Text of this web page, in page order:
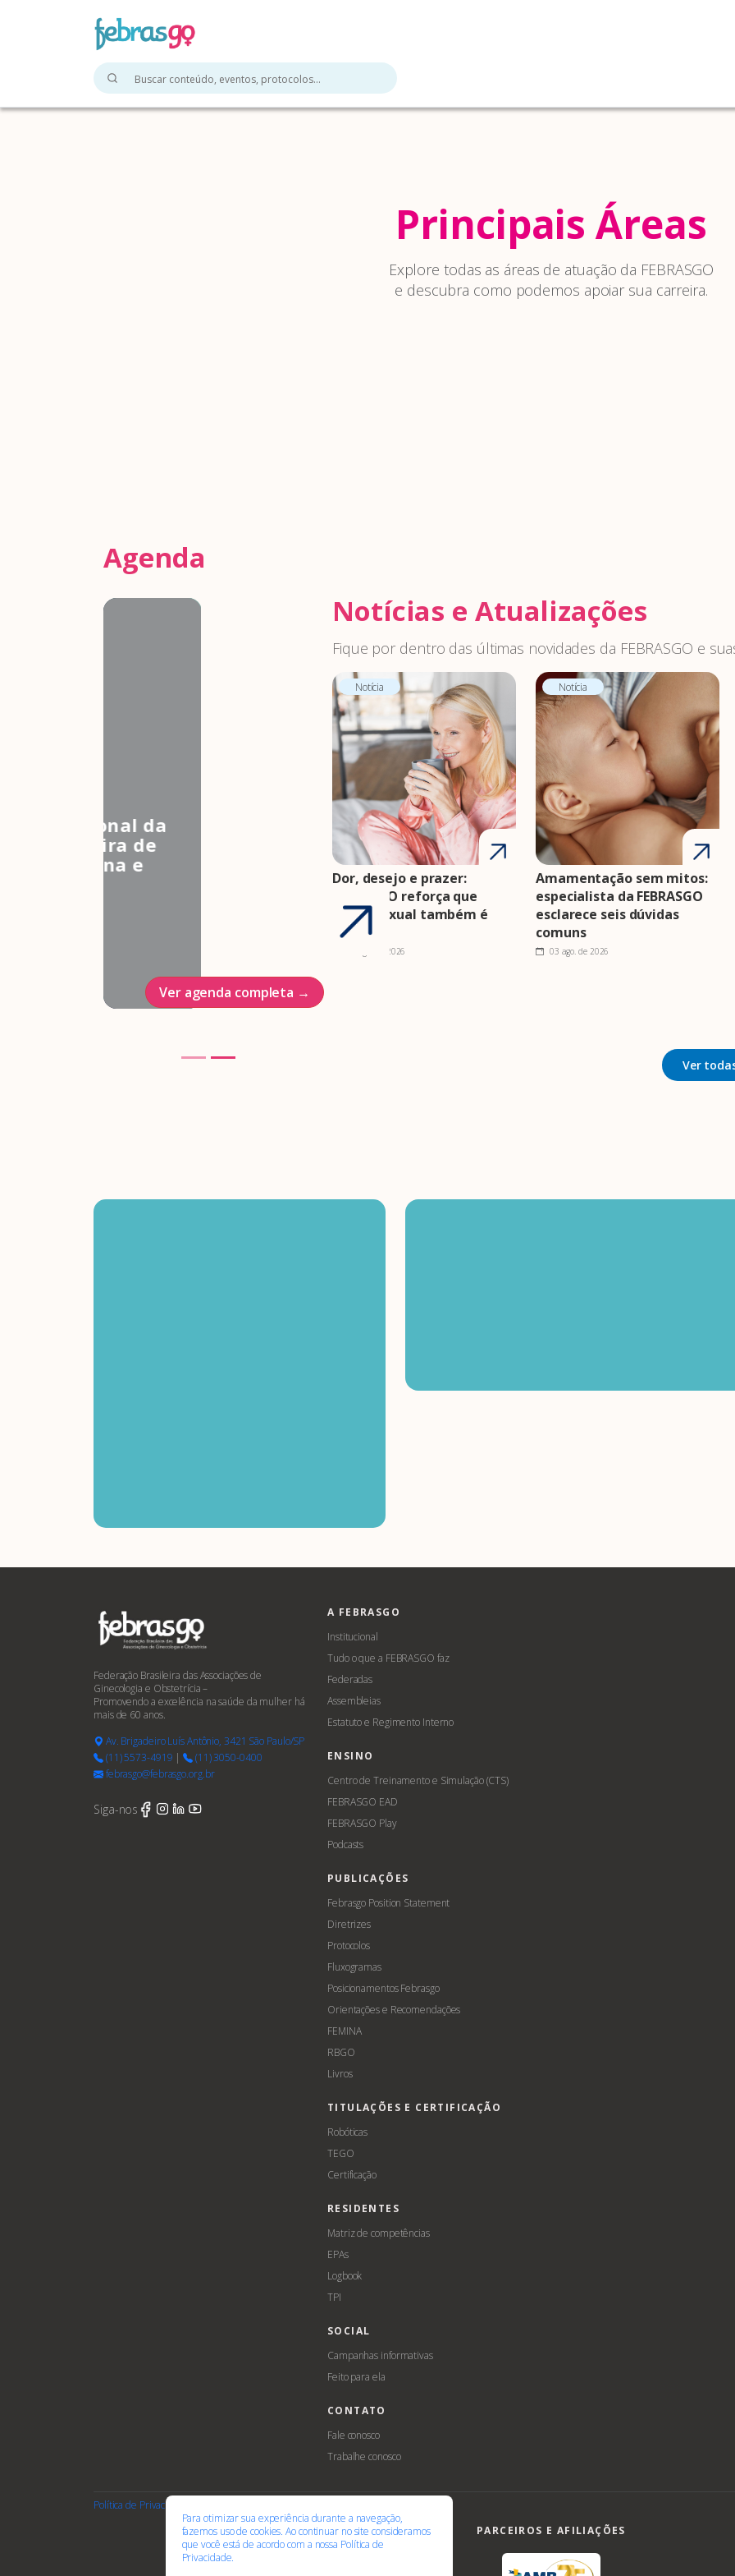
Principais Áreas
Explore todas as áreas de atuação da FEBRASGO
e descubra como podemos apoiar sua carreira.
Agenda
3º Congresso Nacional da
Associação Brasileira de
Estudos em Medicina e
Ver agenda completa →
Notícias e Atualizações
Fique por dentro das últimas novidades da FEBRASGO e
Notícia
Dor, desejo e prazer:
FEBRASGO reforça que
saúde sexual também é
saúde
05 ago. de 2026
Notícia
Amamentação sem mitos:
especialista da FEBRASGO
esclarece seis dúvidas
comuns
03 ago. de 2026
Ver
Federação Brasileira das Associações de
Ginecologia e Obstetrícia –
Promovendo a excelência na saúde da mulher há
mais de 60 anos.
Av. Brigadeiro Luís Antônio, 3421 São Paulo/SP
(11) 5573-4919 |
(11) 3050-0400
febrasgo@febrasgo.org.br
Siga-nos
A FEBRASGO
Institucional
Tudo o que a FEBRASGO faz
Federadas
Assembleias
Estatuto e Regimento Interno
ENSINO
Centro de Treinamento e Simulação (CTS)
FEBRASGO EAD
FEBRASGO Play
Podcasts
PUBLICAÇÕES
Febrasgo Position Statement
Diretrizes
Protocolos
Fluxogramas
Posicionamentos Febrasgo
Orientações e Recomendações
FEMINA
RBGO
Livros
TITULAÇÕES E CERTIFICAÇÃO
Robóticas
TEGO
Certificação
RESIDENTES
Matriz de competências
EPAs
Logbook
TPI
SOCIAL
Campanhas informativas
Feito para ela
CONTATO
Fale conosco
Trabalhe conosco
Política de Privacidade
PARCEIROS E AFILIAÇÕES
Para otimizar sua experiência durante a navegação,
fazemos uso de cookies. Ao continuar no site consideramos
que você está de acordo com a nossa Política de
Privacidade.